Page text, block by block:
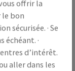
Guide des quantités
offrir la
le bon
sécurisée. · Se
échéant. ·
d’intérêt.
aller dans les